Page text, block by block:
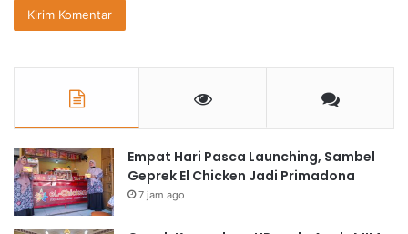
Empat Hari Pasca Launching, Sambel
Geprek El Chicken Jadi Primadona
7 jam ago